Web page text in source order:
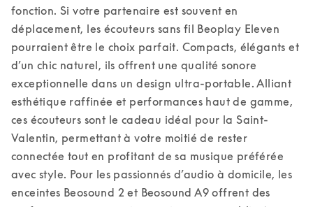
fonction. Si votre partenaire est souvent en
déplacement, les écouteurs sans fil Beoplay Eleven
pourraient être le choix parfait. Compacts, élégants et
d’un chic naturel, ils offrent une qualité sonore
exceptionnelle dans un design ultra-portable. Alliant
esthétique raffinée et performances haut de gamme,
ces écouteurs sont le cadeau idéal pour la Saint-
Valentin, permettant à votre moitié de rester
connectée tout en profitant de sa musique préférée
avec style. Pour les passionnés d’audio à domicile, les
enceintes Beosound 2 et Beosound A9 offrent des